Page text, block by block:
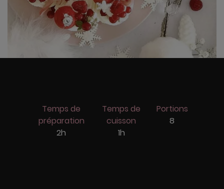
Temps de
préparation
2h
Temps de
cuisson
1h
Portions
8